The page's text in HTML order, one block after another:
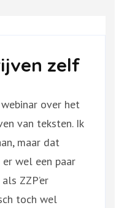
zelf
over het
van teksten. Ik
maar dat
wel een paar
ZZP’er
toch wel